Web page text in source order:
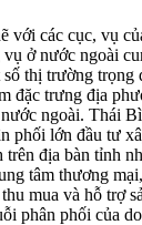
với các cục, vụ
ở nước ngoài
thị trường trọng
đặc trưng địa
ngoài. Thái
phối lớn đầu tư
trên địa bàn tỉnh
tâm thương
mua và hỗ trợ
phân phối của